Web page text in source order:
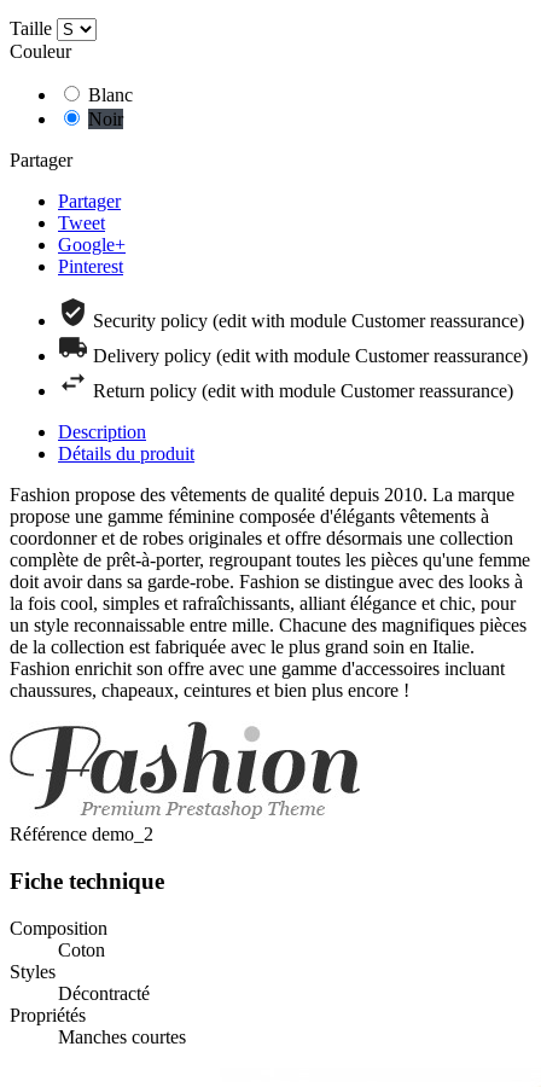
Taille
Couleur
Blanc
Noir
Partager
Partager
Tweet
Google+
Pinterest
Security policy (edit with module Customer reassurance)
Delivery policy (edit with module Customer reassurance)
Return policy (edit with module Customer reassurance)
Description
Détails du produit
Fashion propose des vêtements de qualité depuis 2010. La marque
propose une gamme féminine composée d'élégants vêtements à
coordonner et de robes originales et offre désormais une collection
complète de prêt-à-porter, regroupant toutes les pièces qu'une femme
doit avoir dans sa garde-robe. Fashion se distingue avec des looks à
la fois cool, simples et rafraîchissants, alliant élégance et chic, pour
un style reconnaissable entre mille. Chacune des magnifiques pièces
de la collection est fabriquée avec le plus grand soin en Italie.
Fashion enrichit son offre avec une gamme d'accessoires incluant
chaussures, chapeaux, ceintures et bien plus encore !
Référence demo_2
Fiche technique
Composition
Coton
Styles
Décontracté
Propriétés
Manches courtes